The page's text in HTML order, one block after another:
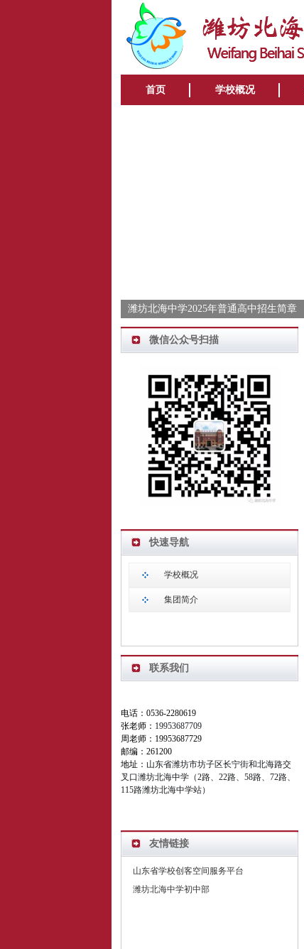
首页 学校概况
潍坊北海中学2025年普通高中招生简章
微信公众号扫描
快速导航
学校概况
集团简介
联系我们
电话：0536-2280619
张老师： 19953687709
周老师：19953687729
邮编：261200
地址： 山东省潍坊市坊子区长宁街和北海路交
叉口潍坊北海中学（2路、22路、58路、72路、
115路潍坊北海中学站）
友情链接
山东省学校创客空间服务平台
潍坊北海中学初中部